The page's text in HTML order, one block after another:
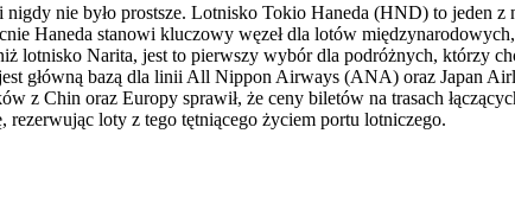
nie było prostsze. Lotnisko Tokio Haneda (HND) to jeden
Haneda stanowi kluczowy węzeł dla lotów
lotnisko Narita, jest to pierwszy wybór dla podróżnych, którzy
główną bazą dla linii All Nippon Airways (ANA) oraz Japan
z Chin oraz Europy sprawił, że ceny biletów na trasach
loty z tego tętniącego życiem portu lotniczego.